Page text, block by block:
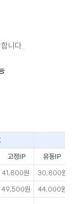
니다.
고정IP
유동IP
41,800원
30,800원
49,500원 44,000원